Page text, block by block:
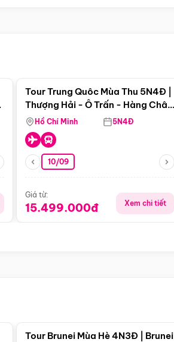
Tour Trung Quôc Mùa Thu 5N4Đ |
Thượng Hải - Ô Trấn - Hàng Châu
(Tour Không Shopping)
Hồ Chí Minh 5N4Đ
10/09
Giá từ:
15.499.000đ Xem chi tiết
Tour Brunei Mùa Hè 4N3Đ | Brunei